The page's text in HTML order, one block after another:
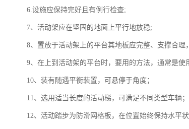
6.设施应保持完好且有例行检查;
7、活动架应在坚固的地面上平行地放稳;
8、置放于活动架上的平台其地板应完整、支撑合理
9、在上到活动架的平台时，要用的方法，通常是使
10、装有随遇平衡装置，可悬停于角度；
11、选用适当长度的活动梯，可满足不同类型车辆；
12、活动踏步为防滑网格板，在位置始终保持水平状